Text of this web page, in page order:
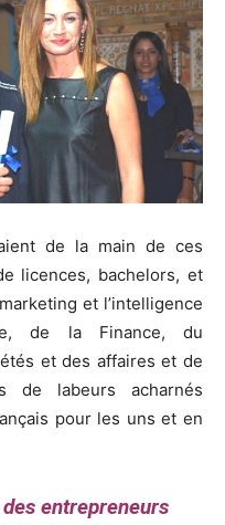
de la main de ces
licences, bachelors, et
et l’intelligence
de la Finance, du
et des affaires et de
de labeurs acharnés
pour les uns et en
entrepreneurs